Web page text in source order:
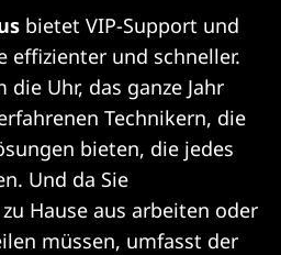
bietet VIP-Support und
effizienter und schneller.
Uhr, das ganze Jahr
Technikern, die
bieten, die jedes
Und da Sie
Hause aus arbeiten oder
müssen, umfasst der